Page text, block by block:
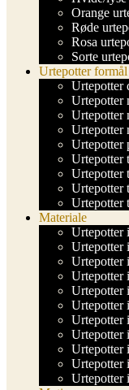
Orange
Røde
Rosa
Sorte
Urtepotter formål
Urtepotter
Urtepotter
Urtepotter
Urtepotter
Urtepotter
Urtepotter
Urtepotter
Urtepotter
Urtepotter
Materiale
Urtepotter
Urtepotter
Urtepotter
Urtepotter
Urtepotter
Urtepotter
Urtepotter
Urtepotter
Urtepotter
Urtepotter
Urtepotter